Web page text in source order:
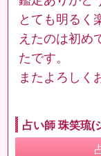
とても明るく
えたのは初め
たです。
またよろしく
占い師 珠笑琉(